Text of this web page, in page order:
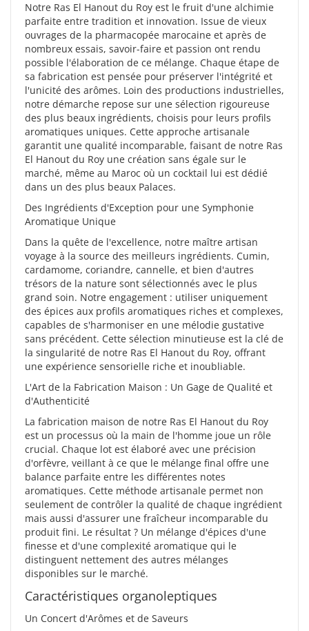
Notre Ras El Hanout du Roy est le fruit d'une alchimie
parfaite entre tradition et innovation. Issue de vieux
ouvrages de la pharmacopée marocaine et après de
nombreux essais, savoir-faire et passion ont rendu
possible l'élaboration de ce mélange. Chaque étape de
sa fabrication est pensée pour préserver l'intégrité et
l'unicité des arômes. Loin des productions industrielles,
notre démarche repose sur une sélection rigoureuse
des plus beaux ingrédients, choisis pour leurs profils
aromatiques uniques. Cette approche artisanale
garantit une qualité incomparable, faisant de notre Ras
El Hanout du Roy une création sans égale sur le
marché, même au Maroc où un cocktail lui est dédié
dans un des plus beaux Palaces.
Des Ingrédients d'Exception pour une Symphonie
Aromatique Unique
Dans la quête de l'excellence, notre maître artisan
voyage à la source des meilleurs ingrédients. Cumin,
cardamome, coriandre, cannelle, et bien d'autres
trésors de la nature sont sélectionnés avec le plus
grand soin. Notre engagement : utiliser uniquement
des épices aux profils aromatiques riches et complexes,
capables de s'harmoniser en une mélodie gustative
sans précédent. Cette sélection minutieuse est la clé de
la singularité de notre Ras El Hanout du Roy, offrant
une expérience sensorielle riche et inoubliable.
L'Art de la Fabrication Maison : Un Gage de Qualité et
d'Authenticité
La fabrication maison de notre Ras El Hanout du Roy
est un processus où la main de l'homme joue un rôle
crucial. Chaque lot est élaboré avec une précision
d'orfèvre, veillant à ce que le mélange final offre une
balance parfaite entre les différentes notes
aromatiques. Cette méthode artisanale permet non
seulement de contrôler la qualité de chaque ingrédient
mais aussi d'assurer une fraîcheur incomparable du
produit fini. Le résultat ? Un mélange d'épices d'une
finesse et d'une complexité aromatique qui le
distinguent nettement des autres mélanges
disponibles sur le marché.
Caractéristiques organoleptiques
Un Concert d'Arômes et de Saveurs